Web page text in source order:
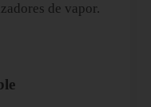
de vapor.